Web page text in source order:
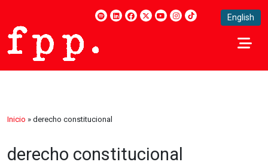
English
Inicio » derecho constitucional
derecho constitucional